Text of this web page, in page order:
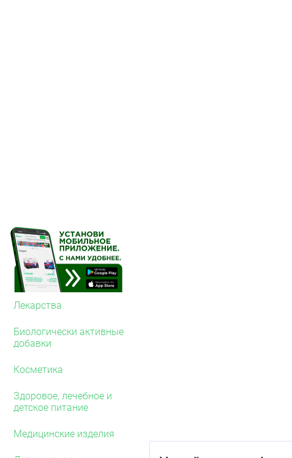
Лекарства
Биологически активные
добавки
Косметика
Здоровое, лечебное и
детское питание
Медицинские изделия